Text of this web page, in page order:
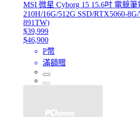
MSI 微星 Cyborg 15 15.6吋 電競筆
210H/16G/512G SSD/RTX5060-
891TW)
$39,999
$46,900
P幣
滿額贈